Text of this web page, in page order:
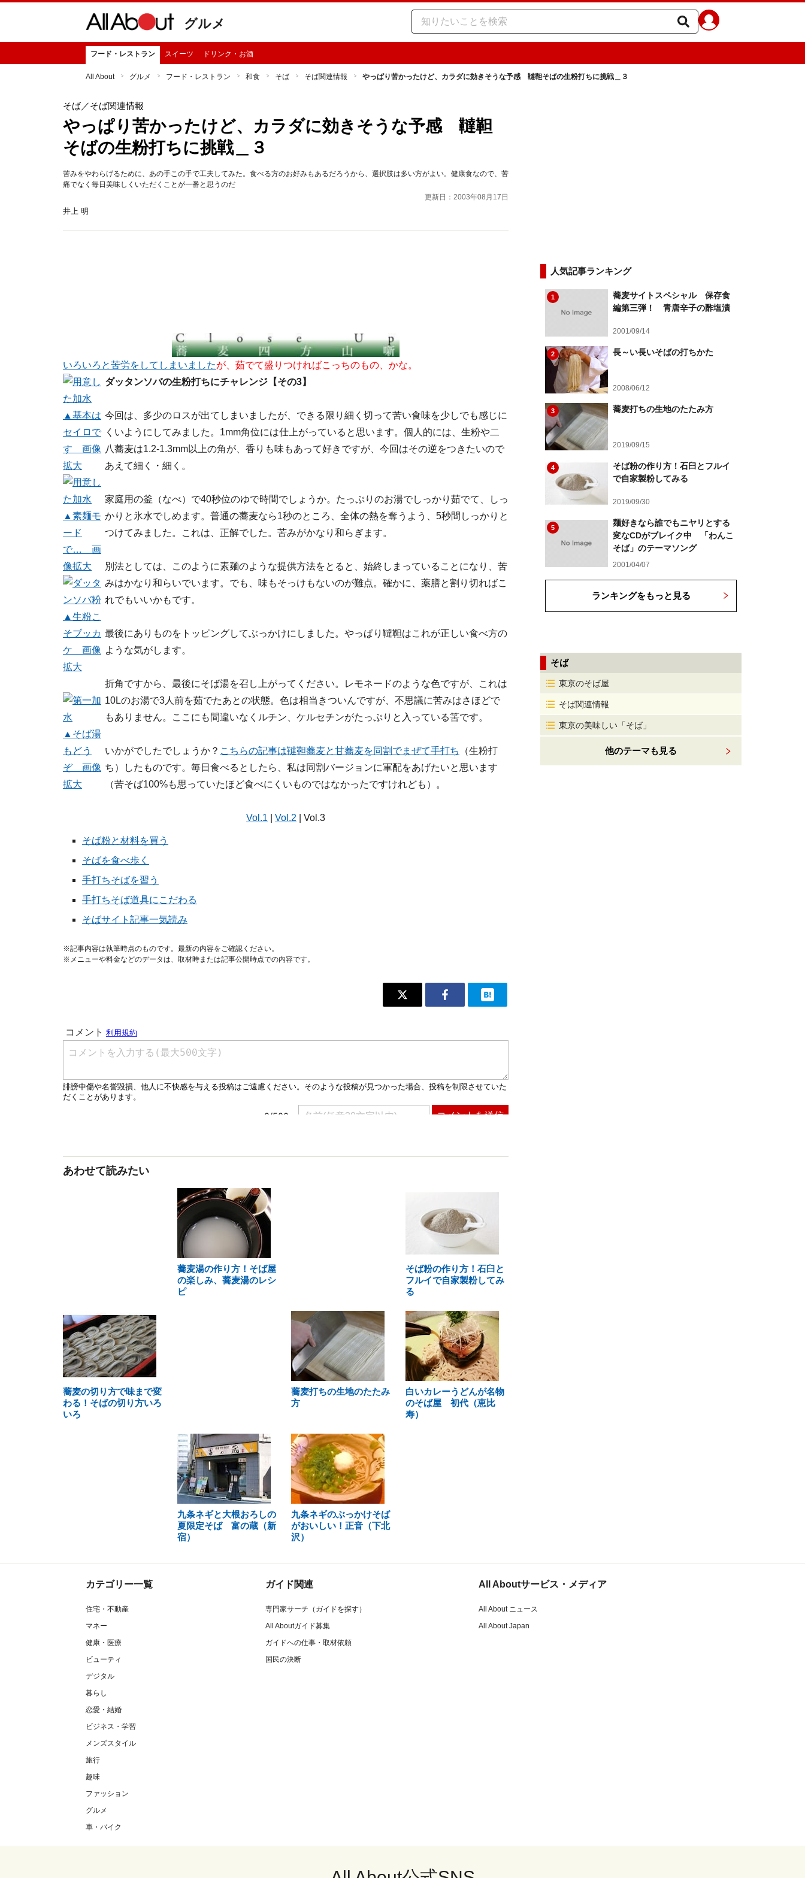
グルメ
フード・レストラン スイーツ ドリンク・お酒
All About グルメ フード・レストラン 和食 そば そば関連情報 やっぱり苦かったけど、カラダに効きそうな予感 韃靼そばの生粉打ちに挑戦＿３
そば／そば関連情報
やっぱり苦かったけど、カラダに効きそうな予感 韃靼
そばの生粉打ちに挑戦＿３
苦みをやわらげるために、あの手この手で工夫してみた。食べる方のお好みもあるだろうから、選択肢は多い方がよい。健康食なので、苦
痛でなく毎日美味しくいただくことが一番と思うのだ
更新日：2003年08月17日
井上 明
いろいろと苦労をしてしまいましたが、茹でて盛りつければこっちのもの、かな。
▲基本は
セイロで
す 画像
拡大
▲素麺モ
ード
で… 画
像拡大
▲生粉こ
そブッカ
ケ 画像
拡大
▲そば湯
もどう
ぞ 画像
拡大
ダッタンソバの生粉打ちにチャレンジ【その3】
今回は、多少のロスが出てしまいましたが、できる限り細く切って苦い食味を少しでも感じに
くいようにしてみました。1mm角位には仕上がっていると思います。個人的には、生粉や二
八蕎麦は1.2-1.3mm以上の角が、香りも味もあって好きですが、今回はその逆をつきたいので
あえて細く・細く。
家庭用の釜（なべ）で40秒位のゆで時間でしょうか。たっぷりのお湯でしっかり茹でて、しっ
かりと氷水でしめます。普通の蕎麦なら1秒のところ、全体の熱を奪うよう、5秒間しっかりと
つけてみました。これは、正解でした。苦みがかなり和らぎます。
別法としては、このように素麺のような提供方法をとると、始終しまっていることになり、苦
みはかなり和らいでいます。でも、味もそっけもないのが難点。確かに、薬膳と割り切ればこ
れでもいいかもです。
最後にありものをトッピングしてぶっかけにしました。やっぱり韃靼はこれが正しい食べ方の
ような気がします。
折角ですから、最後にそば湯を召し上がってください。レモネードのような色ですが、これは
10Lのお湯で3人前を茹でたあとの状態。色は相当きついんですが、不思議に苦みはさほどで
もありません。ここにも間違いなくルチン、ケルセチンがたっぷりと入っている筈です。
いかがでしたでしょうか？ こちらの記事は韃靼蕎麦と甘蕎麦を同割でまぜて手打ち
（生粉打
ち）したものです。毎日食べるとしたら、私は同割バージョンに軍配をあげたいと思います
（苦そば100%も思っていたほど食べにくいものではなかったですけれども）。
Vol.1 Vol.2 | Vol.3
そば粉と材料を買う
そばを食べ歩く
手打ちそばを習う
手打ちそば道具にこだわる
そばサイト記事一気読み
※記事内容は執筆時点のものです。最新の内容をご確認ください。
※メニューや料金などのデータは、取材時または記事公開時点での内容です。
あわせて読みたい
蕎麦湯の作り方！そば屋
の楽しみ、蕎麦湯のレシ
ピ
そば粉の作り方！石臼と
フルイで自家製粉してみ
る
蕎麦の切り方で味まで変
わる！そばの切り方いろ
いろ
蕎麦打ちの生地のたたみ
方
白いカレーうどんが名物
のそば屋 初代（恵比
寿）
九条ネギと大根おろしの
夏限定そば 富の蔵（新
宿）
九条ネギのぶっかけそば
がおいしい！正音（下北
沢）
人気記事ランキング
1
蕎麦サイトスペシャル 保存食
編第三弾！ 青唐辛子の酢塩漬
2001/09/14
2 長～い長いそばの打ちかた
2008/06/12
3 蕎麦打ちの生地のたたみ方
2019/09/15
4
そば粉の作り方！石臼とフルイ
で自家製粉してみる
2019/09/30
5
麺好きなら誰でもニヤリとする
変なCDがブレイク中 「わんこ
そば」のテーマソング
2001/04/07
ランキングをもっと見る
そば
東京のそば屋
そば関連情報
東京の美味しい「そば」
他のテーマも見る
カテゴリー一覧
住宅・不動産
マネー
健康・医療
ビューティ
デジタル
暮らし
恋愛・結婚
ビジネス・学習
メンズスタイル
旅行
趣味
ファッション
グルメ
車・バイク
ガイド関連
専門家サーチ（ガイドを探す）
All Aboutガイド募集
ガイドへの仕事・取材依頼
国民の決断
All Aboutサービス・メディア
All About ニュース
All About Japan